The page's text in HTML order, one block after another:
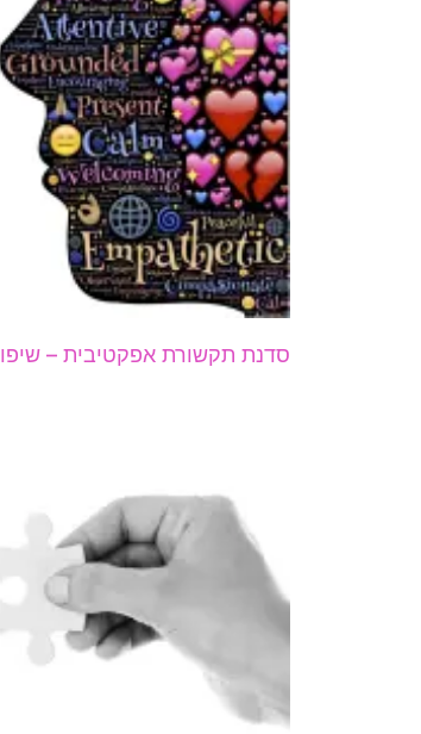
סדנת תקשורת אפקטיבית –